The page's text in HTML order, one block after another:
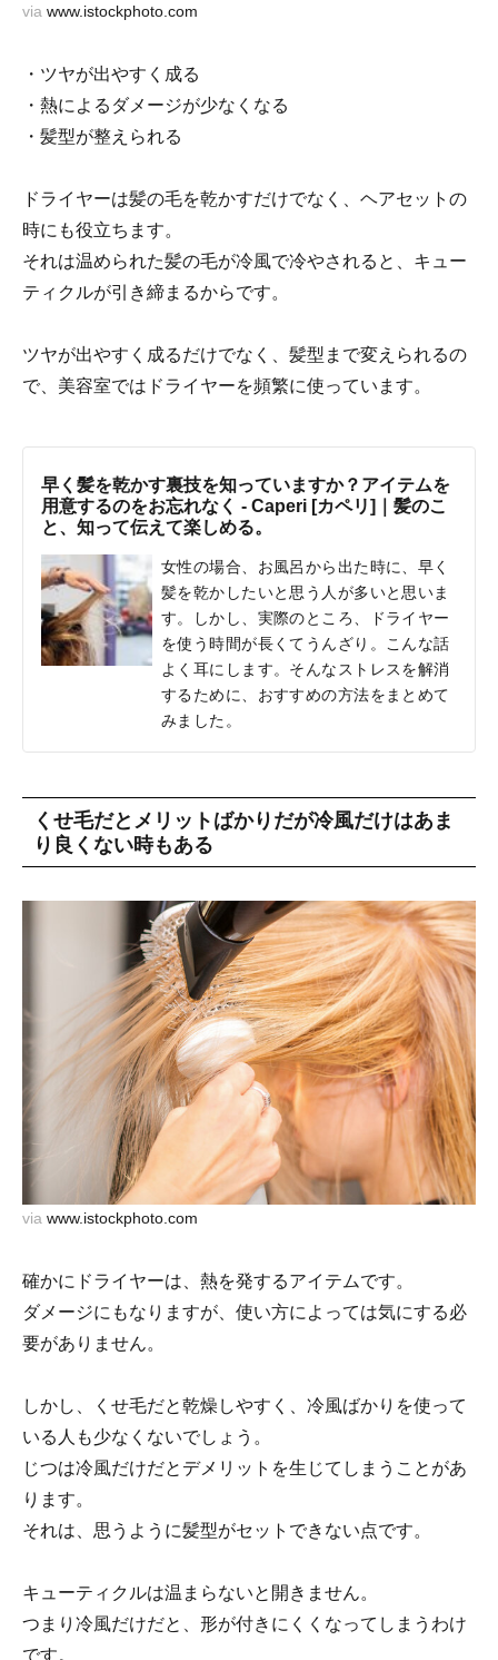
via www.istockphoto.com
・ツヤが出やすく成る
・熱によるダメージが少なくなる
・髪型が整えられる
ドライヤーは髪の毛を乾かすだけでなく、ヘアセットの
時にも役立ちます。
それは温められた髪の毛が冷風で冷やされると、キュー
ティクルが引き締まるからです。
ツヤが出やすく成るだけでなく、髪型まで変えられるの
で、美容室ではドライヤーを頻繁に使っています。
早く髪を乾かす裏技を知っていますか？アイテムを
用意するのをお忘れなく - Caperi [カペリ]｜髪のこ
と、知って伝えて楽しめる。
女性の場合、お風呂から出た時に、早く
髪を乾かしたいと思う人が多いと思いま
す。しかし、実際のところ、ドライヤー
を使う時間が長くてうんざり。こんな話
よく耳にします。そんなストレスを解消
するために、おすすめの方法をまとめて
みました。
くせ毛だとメリットばかりだが冷風だけはあま
り良くない時もある
via www.istockphoto.com
確かにドライヤーは、熱を発するアイテムです。
ダメージにもなりますが、使い方によっては気にする必
要がありません。
しかし、くせ毛だと乾燥しやすく、冷風ばかりを使って
いる人も少なくないでしょう。
じつは冷風だけだとデメリットを生じてしまうことがあ
ります。
それは、思うように髪型がセットできない点です。
キューティクルは温まらないと開きません。
つまり冷風だけだと、形が付きにくくなってしまうわけ
です。